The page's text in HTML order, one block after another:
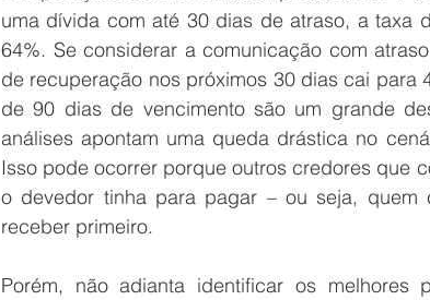
uma dívida com até 30 dias de atraso, a taxa
64%. Se considerar a comunicação com
de recuperação nos próximos 30 dias cai
de 90 dias de vencimento são um grande
análises apontam uma queda drástica no
Isso pode ocorrer porque outros credores que
o devedor tinha para pagar – ou seja,
receber primeiro.
Porém, não adianta identificar os melhores